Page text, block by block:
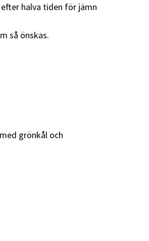
halva tiden för jämn
så önskas.
grönkål och